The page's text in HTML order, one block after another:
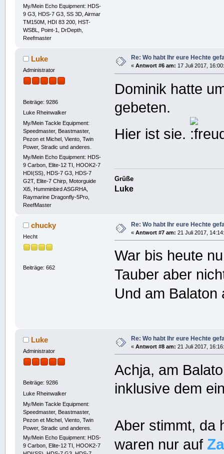
My/Mein Echo Equipment: HDS-
9 G3, HDS-7 G3, SS 3D, Airmar
TM150M, HDI 83 200, HST-
WSBL, Point-1, DrDepth,
Reefmaster
Luke
Administrator
Beiträge: 9286
Luke Rheinwalker
My/Mein Tackle Equipment:
Speedmaster, Beastmaster,
Pezon et Michel, Viento, Twin
Power, Stradic und anderes.
My/Mein Echo Equipment: HDS-
9 Carbon, Elite-12 TI, HOOK2-7
HDI(SS), HDS-7 G3, HDS-7
G2T, Elite-7 Chirp, Motorguide
Xi5, Humminbird ASGRHA,
Raymarine Dragonfly-5Pro,
ReefMaster
Re: Wo habt Ihr eure Hechte
« Antwort #6 am: 17 Juli 2017,
Dominik hatte
gebeten.
Hier ist sie.
Grüße
Luke
chucky
Hecht
Beiträge: 662
Re: Wo habt Ihr eure Hechte
« Antwort #7 am: 21 Juli 2017,
War bis heute
Tauber aber
Und am
Luke
Administrator
Beiträge: 9286
Luke Rheinwalker
My/Mein Tackle Equipment:
Speedmaster, Beastmaster,
Pezon et Michel, Viento, Twin
Power, Stradic und anderes.
My/Mein Echo Equipment: HDS-
9 Carbon, Elite-12 TI, HOOK2-7
Re: Wo habt Ihr eure Hechte
« Antwort #8 am: 21 Juli 2017,
Achja, am
inklusive dem
Aber stimmt, da
waren nur auf